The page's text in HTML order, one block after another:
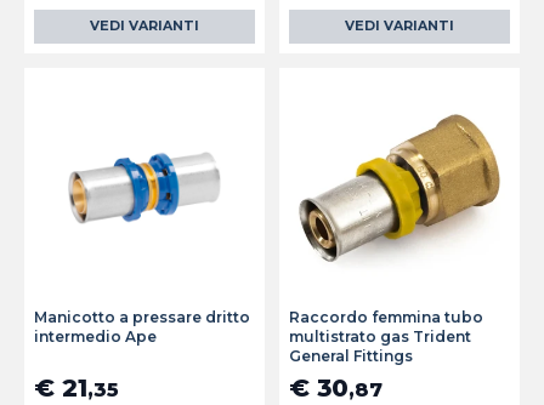
VEDI VARIANTI VEDI VARIANTI
Manicotto a pressare dritto
intermedio Ape
€ 21,35
Raccordo femmina tubo
multistrato gas Trident
General Fittings
€ 30,87